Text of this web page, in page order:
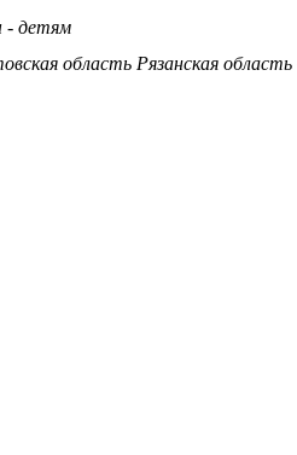
область Рязанская область